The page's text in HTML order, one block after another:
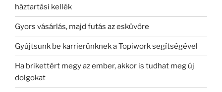
háztartási kellék
Gyors vásárlás, majd futás az esküvőre
Gyújtsunk be karrierünknek a Topiwork segítségével
Ha brikettért megy az ember, akkor is tudhat meg új
dolgokat